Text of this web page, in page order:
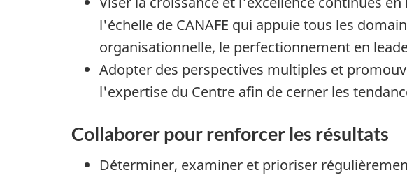
l'échelle de CANAFE qui appuie tous les
organisationnelle, le perfectionnement en
Adopter des perspectives multiples et
l'expertise du Centre afin de cerner les
Collaborer pour renforcer les résultats
Déterminer, examiner et prioriser